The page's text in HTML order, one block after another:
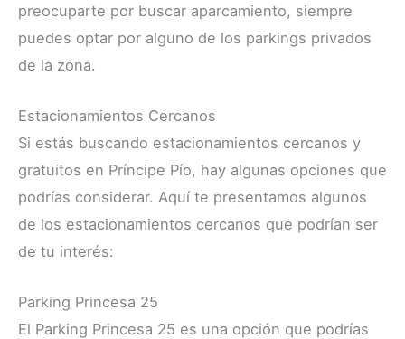
preocuparte por buscar aparcamiento, siempre
puedes optar por alguno de los parkings privados
de la zona.
Estacionamientos Cercanos
Si estás buscando estacionamientos cercanos y
gratuitos en Príncipe Pío, hay algunas opciones que
podrías considerar. Aquí te presentamos algunos
de los estacionamientos cercanos que podrían ser
de tu interés:
Parking Princesa 25
El Parking Princesa 25 es una opción que podrías